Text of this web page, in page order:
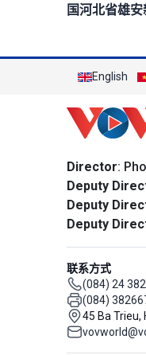
国河北省雄
English
Director:
Deputy
Deputy
Deputy
联系方式
(084) 24
(084)
45 Ba Trieu,